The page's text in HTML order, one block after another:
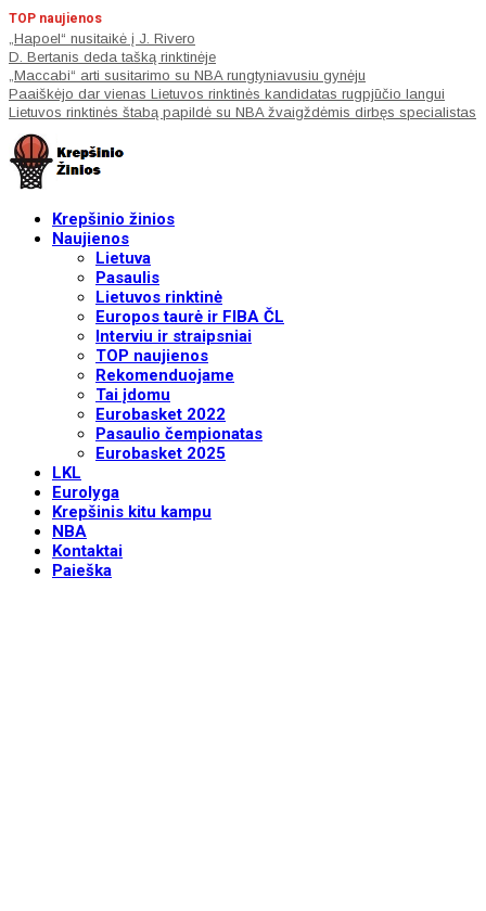
TOP naujienos
„Hapoel“ nusitaikė į J. Rivero
D. Bertanis deda tašką rinktinėje
„Maccabi“ arti susitarimo su NBA rungtyniavusiu gynėju
Paaiškėjo dar vienas Lietuvos rinktinės kandidatas rugpjūčio langui
Lietuvos rinktinės štabą papildė su NBA žvaigždėmis dirbęs specialistas
Krepšinio žinios
Naujienos
Lietuva
Pasaulis
Lietuvos rinktinė
Europos taurė ir FIBA ČL
Interviu ir straipsniai
TOP naujienos
Rekomenduojame
Tai įdomu
Eurobasket 2022
Pasaulio čempionatas
Eurobasket 2025
LKL
Eurolyga
Krepšinis kitu kampu
NBA
Kontaktai
Paieška